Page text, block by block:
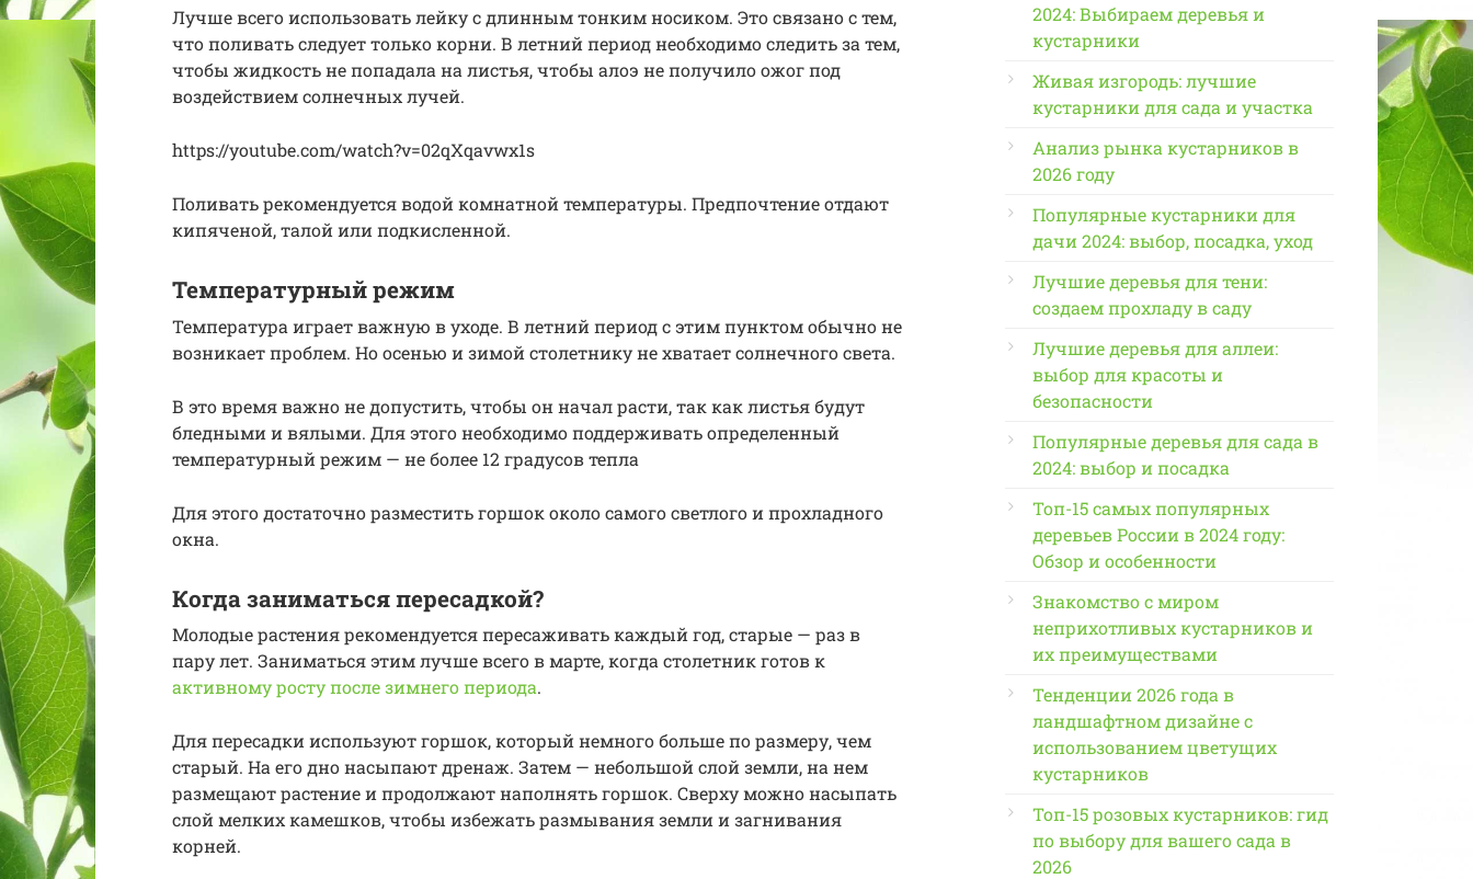
Лучше всего использовать лейку с длинным тонким носиком. Это связано с тем,
что поливать следует только корни. В летний период необходимо следить за тем,
чтобы жидкость не попадала на листья, чтобы алоэ не получило ожог под
воздействием солнечных лучей.
https://youtube.com/watch?v=02qXqavwx1s
Поливать рекомендуется водой комнатной температуры. Предпочтение отдают
кипяченой, талой или подкисленной.
Температурный режим
Температура играет важную в уходе. В летний период с этим пунктом обычно не
возникает проблем. Но осенью и зимой столетнику не хватает солнечного света.
В это время важно не допустить, чтобы он начал расти, так как листья будут
бледными и вялыми. Для этого необходимо поддерживать определенный
температурный режим — не более 12 градусов тепла
Для этого достаточно разместить горшок около самого светлого и прохладного
окна.
Когда заниматься пересадкой?
Молодые растения рекомендуется пересаживать каждый год, старые — раз в
пару лет. Заниматься этим лучше всего в марте, когда столетник готов к
активному росту после зимнего периода.
Для пересадки используют горшок, который немного больше по размеру, чем
старый. На его дно насыпают дренаж. Затем — небольшой слой земли, на нем
размещают растение и продолжают наполнять горшок. Сверху можно насыпать
слой мелких камешков, чтобы избежать размывания земли и загнивания
корней.
2024: Выбираем деревья и
кустарники
Живая изгородь: лучшие
кустарники для сада и участка
Анализ рынка кустарников в
2026 году
Популярные кустарники для
дачи 2024: выбор, посадка, уход
Лучшие деревья для тени:
создаем прохладу в саду
Лучшие деревья для аллеи:
выбор для красоты и
безопасности
Популярные деревья для сада в
2024: выбор и посадка
Топ-15 самых популярных
деревьев России в 2024 году:
Обзор и особенности
Знакомство с миром
неприхотливых кустарников и
их преимуществами
Тенденции 2026 года в
ландшафтном дизайне с
использованием цветущих
кустарников
Топ-15 розовых кустарников: гид
по выбору для вашего сада в
2026